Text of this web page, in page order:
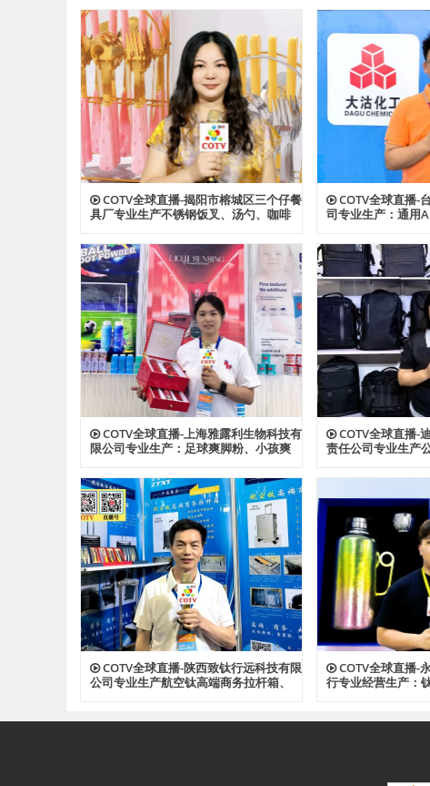
电板等产品；设计创新、款式多样，欢
迎全球新老客户前来洽谈采购！欢迎大
家光临！
宠物帐篷等多功能
设计创新、匠心制
工厂，欢迎大家光
COTV全球直播-揭阳市榕城区三个仔餐
具厂专业生产不锈钢饭叉、汤勺、咖啡
伴手礼等餐具用品，设计时尚、制造精
良、款式多样，现货供应并承接国内外
订单，欢迎大家光临！
COTV全球直播-
司专业生产：通用
及代理透、改苯
型塑料颗粒产品，
COTV全球直播-上海雅露利生物科技有
限公司专业生产：足球爽脚粉、小孩爽
蜂蜜胶原系列眼霜等系列美容健康产
品，源头工厂，欢迎大家光临！
COTV全球直播-
责任公司专业生产
资料包等各种款式
COTV全球直播-陕西致钛行远科技有限
公司专业生产航空钛高端商务拉杆箱、
级高科技钛材及钛铆钉及箱饰功能，欢
COTV全球直播-
行专业经营生产：